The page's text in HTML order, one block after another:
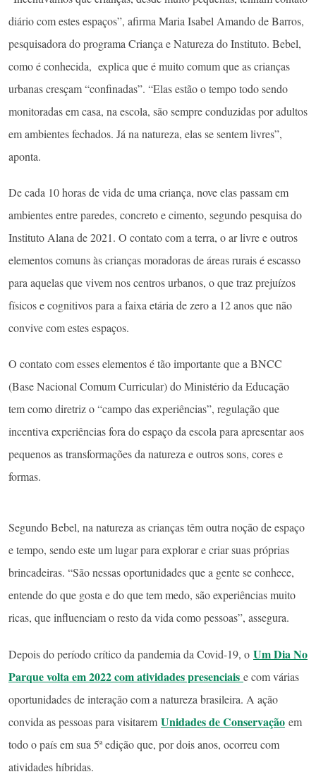
diário com estes espaços”, afirma Maria Isabel Amando de Barros,
pesquisadora do programa Criança e Natureza do Instituto. Bebel,
como é conhecida, explica que é muito comum que as crianças
urbanas cresçam “confinadas”. “Elas estão o tempo todo sendo
monitoradas em casa, na escola, são sempre conduzidas por adultos
em ambientes fechados. Já na natureza, elas se sentem livres”,
aponta.
De cada 10 horas de vida de uma criança, nove elas passam em
ambientes entre paredes, concreto e cimento, segundo pesquisa do
Instituto Alana de 2021. O contato com a terra, o ar livre e outros
elementos comuns às crianças moradoras de áreas rurais é escasso
para aquelas que vivem nos centros urbanos, o que traz prejuízos
físicos e cognitivos para a faixa etária de zero a 12 anos que não
convive com estes espaços.
O contato com esses elementos é tão importante que a BNCC
(Base Nacional Comum Curricular) do Ministério da Educação
tem como diretriz o “campo das experiências”, regulação que
incentiva experiências fora do espaço da escola para apresentar aos
pequenos as transformações da natureza e outros sons, cores e
formas.
Segundo Bebel, na natureza as crianças têm outra noção de espaço
e tempo, sendo este um lugar para explorar e criar suas próprias
brincadeiras. “São nessas oportunidades que a gente se conhece,
entende do que gosta e do que tem medo, são experiências muito
ricas, que influenciam o resto da vida como pessoas”, assegura.
Depois do período crítico da pandemia da Covid-19, o Um Dia No
Parque volta em 2022 com atividades presenciais e com várias
oportunidades de interação com a natureza brasileira. A ação
convida as pessoas para visitarem Unidades de Conservação em
todo o país em sua 5ª edição que, por dois anos, ocorreu com
atividades híbridas.